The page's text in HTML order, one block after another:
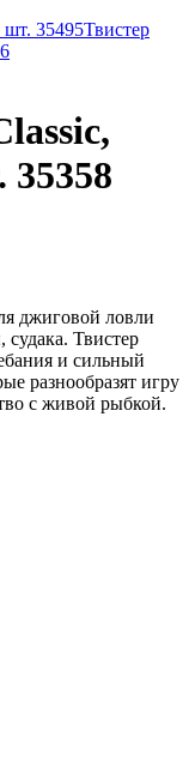
шт. 35495Твистер
35358
джиговой ловли
Твистер
и сильный
разнообразят игру
с живой рыбкой.